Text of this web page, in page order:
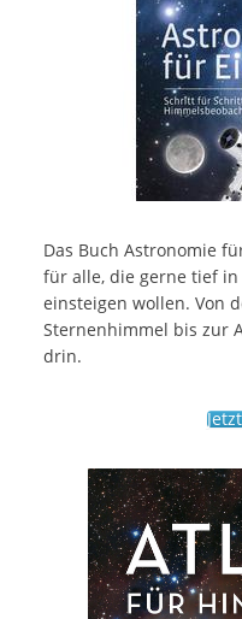
Das Buch Astronomie
für alle, die gerne tief
einsteigen wollen. Von
Sternenhimmel bis zur
drin.